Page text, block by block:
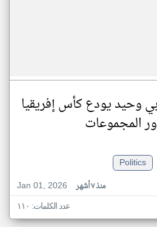
وحيد يودع كأس إفريقيا
Politics
Jan 01, 2026
منذ ٧ أشهر
عدد الكلمات: ١١٠